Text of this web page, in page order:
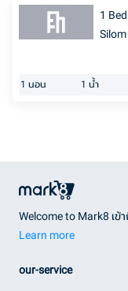
1
Silom
1 นอน 1 น้ำ
Welcome to Mark8 เ
Learn more
our-service